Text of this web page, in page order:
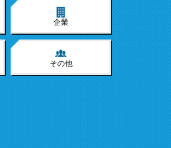
企業
その他